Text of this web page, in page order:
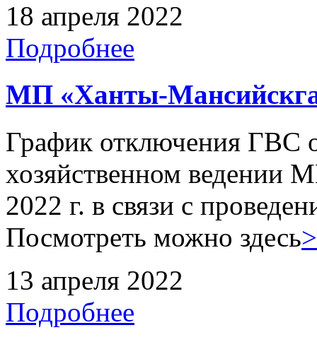
18 апреля 2022
Подробнее
МП «Ханты-
График отключения ГВС
хозяйственном ведении
2022 г. в связи с
Посмотреть можно здесь
13 апреля 2022
Подробнее